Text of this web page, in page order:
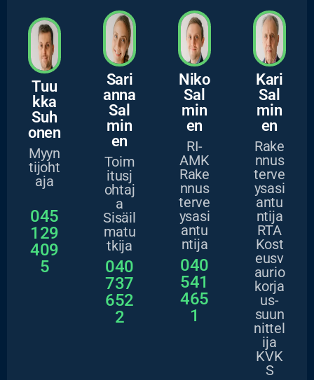
ASIANTUNTIJAMME
Tuu
kka
Suh
onen
Myyn
tijoht
aja
045
129
409
5
Sari
anna
Sal
min
en
Toim
itusj
ohtaj
a
Sisäil
matu
tkija
040
737
652
2
Niko
Sal
min
en
RI-
AMK
Rake
nnus
terve
ysasi
antu
ntija
040
541
465
1
Kari
Sal
min
en
Rake
nnus
terve
ysasi
antu
ntija
RTA
Kost
eusv
aurio
korja
us-
suun
nittel
ija
KVK
S